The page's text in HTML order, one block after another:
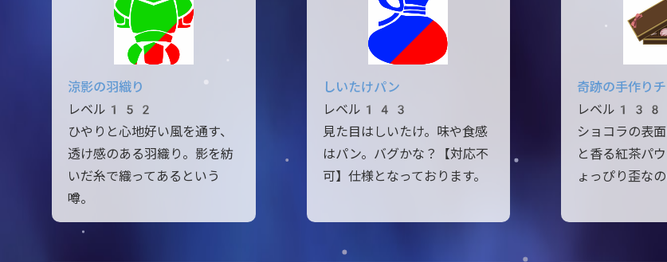
涼影の羽織り
レベル152
ひやりと心地好い風を通す、
透け感のある羽織り。影を紡
いだ糸で織ってあるという
噂。
しいたけパン
レベル143
見た目はしいたけ。味や食感
はパン。バグかな？【対応不
可】仕様となっております。
奇跡の手作り
レベル138
ショコラの表
と香る紅茶パ
ょっぴり歪なの